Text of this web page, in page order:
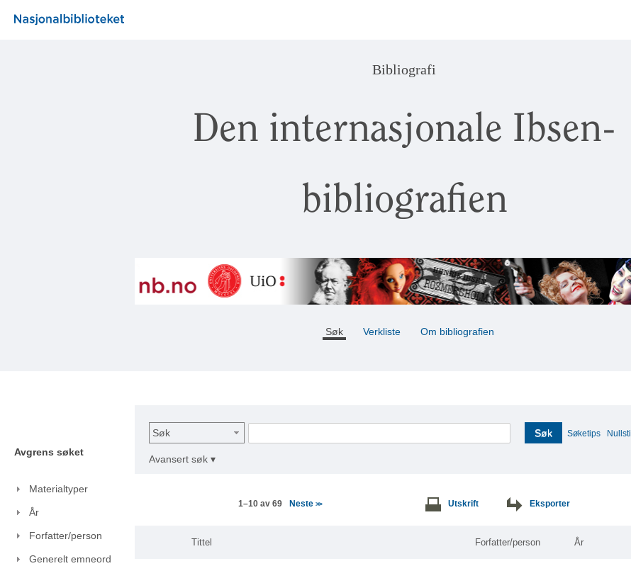
Bibliografi
Den internasjonale Ibsen-
bibliografien
Søk Verkliste Om bibliografien
Avgrens søket
Materialtyper
År
Forfatter/person
Generelt emneord
Søk Søk Søketips Nullstill
Avansert søk ▾
1–10 av 69 Neste>> Utskrift Eksporter
Tittel Forfatter/person År